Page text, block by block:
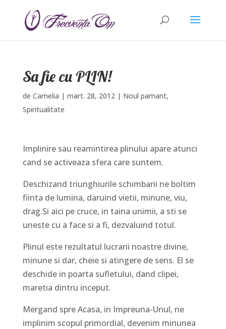
Sa fie cu PLIN!
de Camelia | mart. 28, 2012| Noul pamant,
Spiritualitate
Implinire sau reamintirea plinului apare atunci
cand se activeaza sfera care suntem.
Deschizand triunghiurile schimbarii ne boltim
fiinta de lumina, daruind vietii, minune, viu,
drag.Si aici pe cruce, in taina unimii, a sti se
uneste cu a face si a fi, dezvaluind totul.
Plinul este rezultatul lucrarii noastre divine,
minune si dar, cheie si atingere de sens. El se
deschide in poarta sufletului, dand clipei,
maretia dintru inceput.
Mergand spre Acasa, in Impreuna-Unul, ne
implinim scopul primordial, devenim minunea